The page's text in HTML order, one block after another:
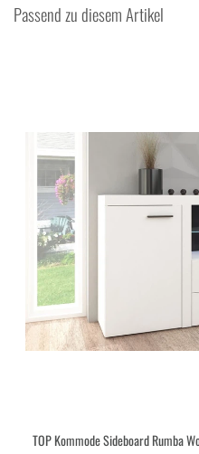
Passend zu diesem Artikel
TOP Kommode Sideboard Rumba